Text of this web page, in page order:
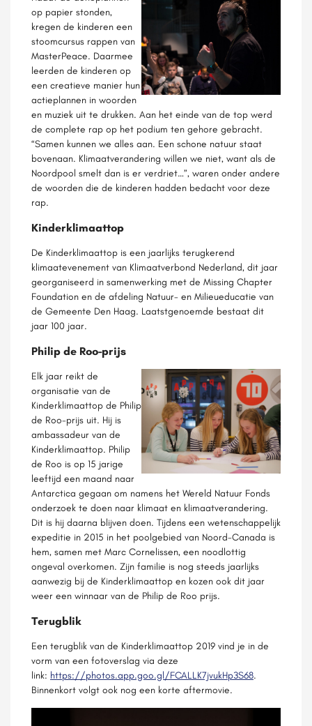
op papier stonden,
kregen de kinderen een
stoomcursus rappen van
MasterPeace. Daarmee
leerden de kinderen op
een creatieve manier hun
actieplannen in woorden
en muziek uit te drukken. Aan het einde van de top werd
de complete rap op het podium ten gehore gebracht.
“Samen kunnen we alles aan. Een schone natuur staat
bovenaan. Klimaatverandering willen we niet, want als de
Noordpool smelt dan is er verdriet…”, waren onder andere
de woorden die de kinderen hadden bedacht voor deze
rap.
Kinderklimaattop
De Kinderklimaattop is een jaarlijks terugkerend
klimaatevenement van Klimaatverbond Nederland, dit jaar
georganiseerd in samenwerking met de Missing Chapter
Foundation en de afdeling Natuur- en Milieueducatie van
de Gemeente Den Haag. Laatstgenoemde bestaat dit
jaar 100 jaar.
Philip de Roo-prijs
Elk jaar reikt de
organisatie van de
Kinderklimaattop de Philip
de Roo-prijs uit. Hij is
ambassadeur van de
Kinderklimaattop. Philip
de Roo is op 15 jarige
leeftijd een maand naar
Antarctica gegaan om namens het Wereld Natuur Fonds
onderzoek te doen naar klimaat en klimaatverandering.
Dit is hij daarna blijven doen. Tijdens een wetenschappelijk
expeditie in 2015 in het poolgebied van Noord-Canada is
hem, samen met Marc Cornelissen, een noodlottig
ongeval overkomen. Zijn familie is nog steeds jaarlijks
aanwezig bij de Kinderklimaattop en kozen ook dit jaar
weer een winnaar van de Philip de Roo prijs.
Terugblik
Een terugblik van de Kinderklimaattop 2019 vind je in de
vorm van een fotoverslag via deze
link: https://photos.app.goo.gl/FCALLK7jvukHp3S68.
Binnenkort volgt ook nog een korte aftermovie.